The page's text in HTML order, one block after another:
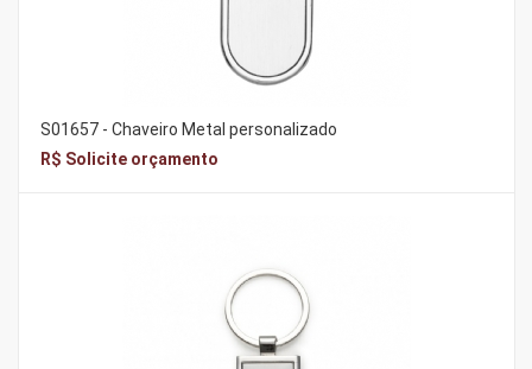
S01657 - Chaveiro Metal personalizado
R$ Solicite orçamento